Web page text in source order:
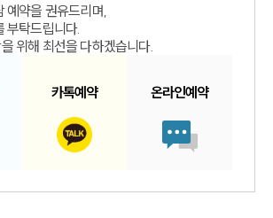
예약을 권유드리며,
부탁드립니다.
위해 최선을 다하겠습니다.
카톡예약 온라인예약